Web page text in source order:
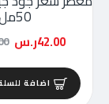
50مل
42.00ر.س
اضافة